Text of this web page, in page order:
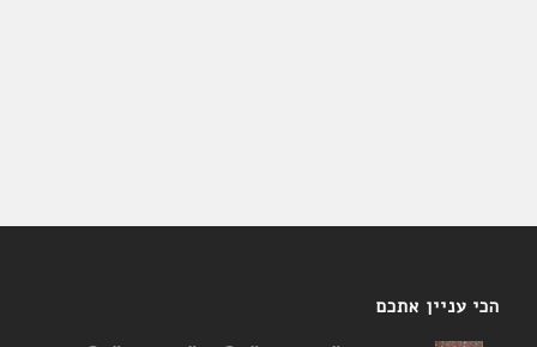
הכי עניין אתכם